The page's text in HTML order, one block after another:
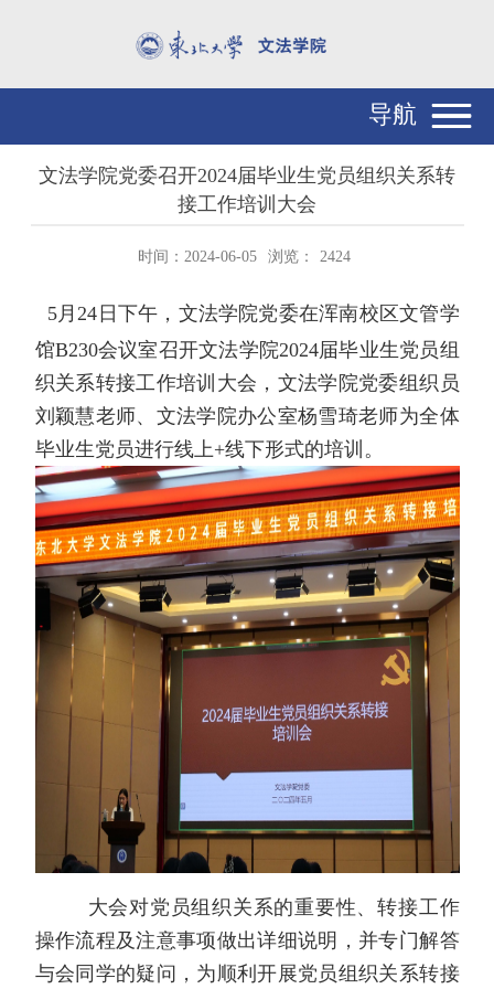
导航
文法学院党委召开2024届毕业生党员组织关系转
接工作培训大会
时间：2024-06-05 浏览： 2424
5月 24 日下午，文法学院党委在浑南校区文管学
馆B230会议室召开文法学院2024届毕业生党员组
织关系转接工作培训大会，文法学院党委组织员
刘颖慧老师、文法学院办公室杨雪琦老师为全体
毕业生党员进行线上+线下形式的培训。
大会对党员组织关系的重要性、转接工作
操作流程及注意事项做出详细说明，并专门解答
与会同学的疑问，为顺利开展党员组织关系转接